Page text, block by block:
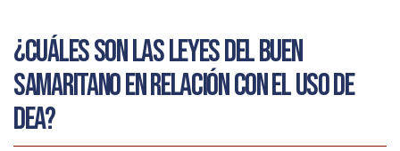
¿Cuáles son las leyes del Buen
Samaritano en relación con el uso de
DEA?